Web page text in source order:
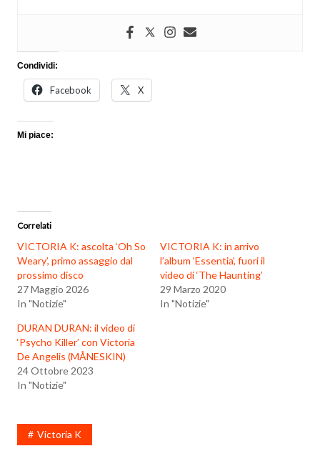
Condividi:
Facebook X
Mi piace:
Correlati
VICTORIA K: ascolta ‘Oh So
Weary’, primo assaggio dal
prossimo disco
27 Maggio 2026
In "Notizie"
VICTORIA K: in arrivo
l’album ‘Essentia’, fuori il
video di ‘The Haunting’
29 Marzo 2020
In "Notizie"
DURAN DURAN: il video di
‘Psycho Killer’ con Victoria
De Angelis (MÅNESKIN)
24 Ottobre 2023
In "Notizie"
Victoria K